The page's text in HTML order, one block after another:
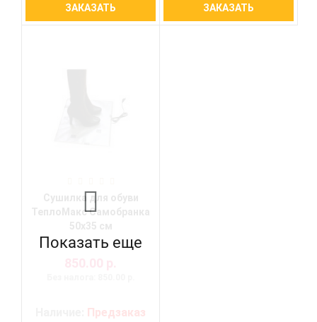
ЗАКАЗАТЬ ЗАКАЗАТЬ
ТеплоМакс Самобранка
Предзаказ
Показать еще